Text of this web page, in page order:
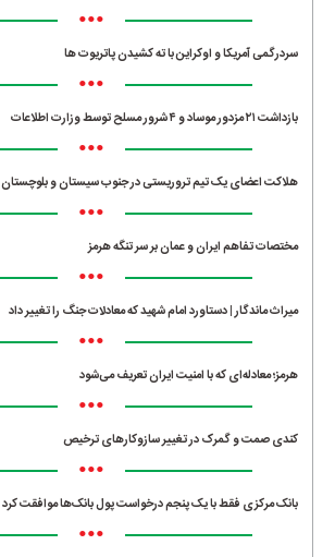
•••
سردرگمی آمریکا و اوکراین با ته کشیدن پاتریوت ها
•••
بازداشت ۲۱ مزدور موساد و ۴ شرور مسلح توسط وزارت اطلاعات
•••
هلاکت اعضای یک تیم تروریستی در جنوب سیستان و بلوچستان
•••
مختصات تفاهم ایران و عمان بر سر تنگه هرمز
•••
میراث ماندگار | دستاورد امام شهید که معادلات جنگ را تغییر داد
•••
هرمز؛ معادله‌ای که با امنیت ایران تعریف می‌شود
•••
کندی صمت و گمرک در تغییر سازوکارهای ترخیص
•••
بانک مرکزی فقط با یک‌ پنجم درخواست پول بانک‌ها موافقت کرد
•••